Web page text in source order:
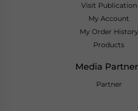
Visit Publication
My Account
My Order History
Products
Media
Partner